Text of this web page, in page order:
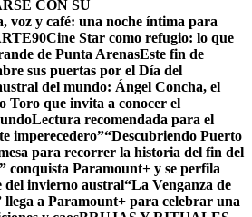
CON SU
voz y café: una noche íntima para
Cine Star como refugio: lo que
de Punta ArenasEste fin de
sus puertas por el Día del
del mundo: Ángel Concha, el
Toro que invita a conocer el
Lectura recomendada para el
imperecedero”“Descubriendo Puerto
para recorrer la historia del fin del
conquista Paramount+ y se perfila
del invierno austral“La Venganza de
a Paramount+ para celebrar una